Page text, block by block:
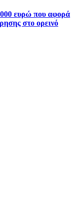
ευρώ που αφορά
στο ορεινό